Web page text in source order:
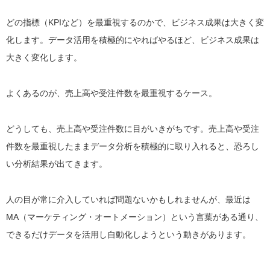
どの指標（KPIなど）を最重視するのかで、ビジネス成果は大きく変
化します。データ活用を積極的にやればやるほど、ビジネス成果は
大きく変化します。
よくあるのが、売上高や受注件数を最重視するケース。
どうしても、売上高や受注件数に目がいきがちです。売上高や受注
件数を最重視したままデータ分析を積極的に取り入れると、恐ろし
い分析結果が出てきます。
人の目が常に介入していれば問題ないかもしれませんが、最近は
MA（マーケティング・オートメーション）という言葉がある通り、
できるだけデータを活用し自動化しようという動きがあります。